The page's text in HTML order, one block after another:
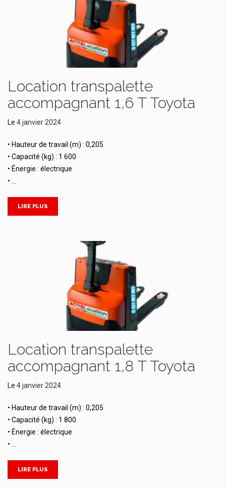
Location transpalette
accompagnant 1,6 T Toyota
Le 4 janvier 2024
• Hauteur de travail (m) : 0,205
• Capacité (kg) : 1 600
• Énergie : électrique
• …
LIRE PLUS
Location transpalette
accompagnant 1,8 T Toyota
Le 4 janvier 2024
• Hauteur de travail (m) : 0,205
• Capacité (kg) : 1 800
• Énergie : électrique
• …
LIRE PLUS